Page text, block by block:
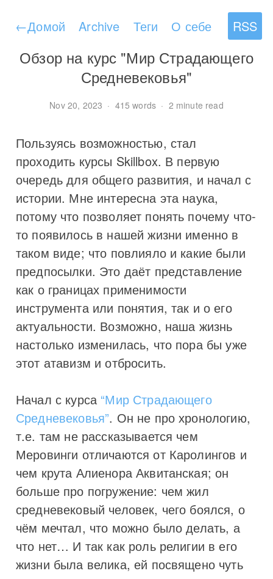
←Домой Archive Теги О себе RSS
Обзор на курс "Мир Страдающего
Средневековья"
Nov 20, 2023 · 415 words · 2 minute read
Пользуясь возможностью, стал
проходить курсы Skillbox. В первую
очередь для общего развития, и начал с
истории. Мне интересна эта наука,
потому что позволяет понять почему что-
то появилось в нашей жизни именно в
таком виде; что повлияло и какие были
предпосылки. Это даёт представление
как о границах применимости
инструмента или понятия, так и о его
актуальности. Возможно, наша жизнь
настолько изменилась, что пора бы уже
этот атавизм и отбросить.
Начал с курса “Мир Страдающего
Средневековья”. Он не про хронологию,
т.е. там не рассказывается чем
Меровинги отличаются от Каролингов и
чем крута Алиенора Аквитанская; он
больше про погружение: чем жил
средневековый человек, чего боялся, о
чём мечтал, что можно было делать, а
что нет… И так как роль религии в его
жизни была велика, ей посвящено чуть